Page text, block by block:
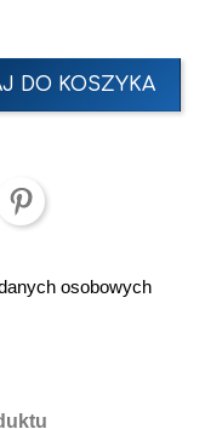
DO KOSZYKA
osobowych